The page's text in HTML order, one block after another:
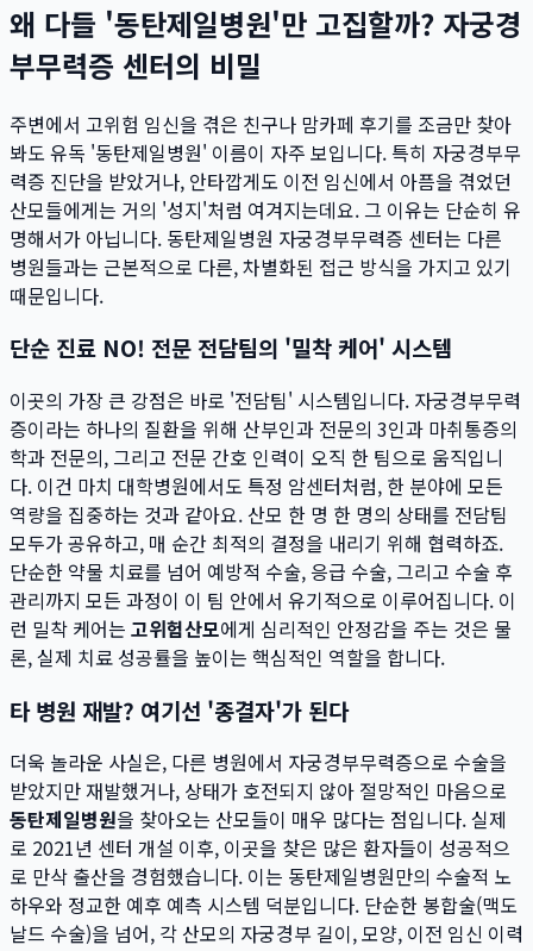
왜 다들 '동탄제일병원'만 고집할까? 자궁경
부무력증 센터의 비밀
주변에서 고위험 임신을 겪은 친구나 맘카페 후기를 조금만 찾아
봐도 유독 '동탄제일병원' 이름이 자주 보입니다. 특히 자궁경부무
력증 진단을 받았거나, 안타깝게도 이전 임신에서 아픔을 겪었던
산모들에게는 거의 '성지'처럼 여겨지는데요. 그 이유는 단순히 유
명해서가 아닙니다. 동탄제일병원 자궁경부무력증 센터는 다른
병원들과는 근본적으로 다른, 차별화된 접근 방식을 가지고 있기
때문입니다.
단순 진료 NO! 전문 전담팀의 '밀착 케어' 시스템
이곳의 가장 큰 강점은 바로 '전담팀' 시스템입니다. 자궁경부무력
증이라는 하나의 질환을 위해 산부인과 전문의 3인과 마취통증의
학과 전문의, 그리고 전문 간호 인력이 오직 한 팀으로 움직입니
다. 이건 마치 대학병원에서도 특정 암센터처럼, 한 분야에 모든
역량을 집중하는 것과 같아요. 산모 한 명 한 명의 상태를 전담팀
모두가 공유하고, 매 순간 최적의 결정을 내리기 위해 협력하죠.
단순한 약물 치료를 넘어 예방적 수술, 응급 수술, 그리고 수술 후
관리까지 모든 과정이 이 팀 안에서 유기적으로 이루어집니다. 이
런 밀착 케어는 고위험산모에게 심리적인 안정감을 주는 것은 물
론, 실제 치료 성공률을 높이는 핵심적인 역할을 합니다.
타 병원 재발? 여기선 '종결자'가 된다
더욱 놀라운 사실은, 다른 병원에서 자궁경부무력증으로 수술을
받았지만 재발했거나, 상태가 호전되지 않아 절망적인 마음으로
동탄제일병원을 찾아오는 산모들이 매우 많다는 점입니다. 실제
로 2021년 센터 개설 이후, 이곳을 찾은 많은 환자들이 성공적으
로 만삭 출산을 경험했습니다. 이는 동탄제일병원만의 수술적 노
하우와 정교한 예후 예측 시스템 덕분입니다. 단순한 봉합술(맥도
날드 수술)을 넘어, 각 산모의 자궁경부 길이, 모양, 이전 임신 이력